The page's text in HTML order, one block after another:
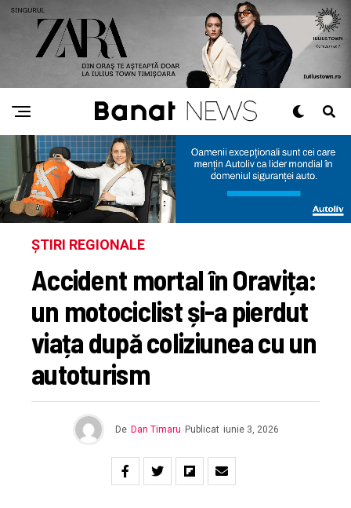
ȘTIRI REGIONALE
Accident mortal în Oravița:
un motociclist și-a pierdut
viața după coliziunea cu un
autoturism
De Dan Timaru Publicat iunie 3, 2026